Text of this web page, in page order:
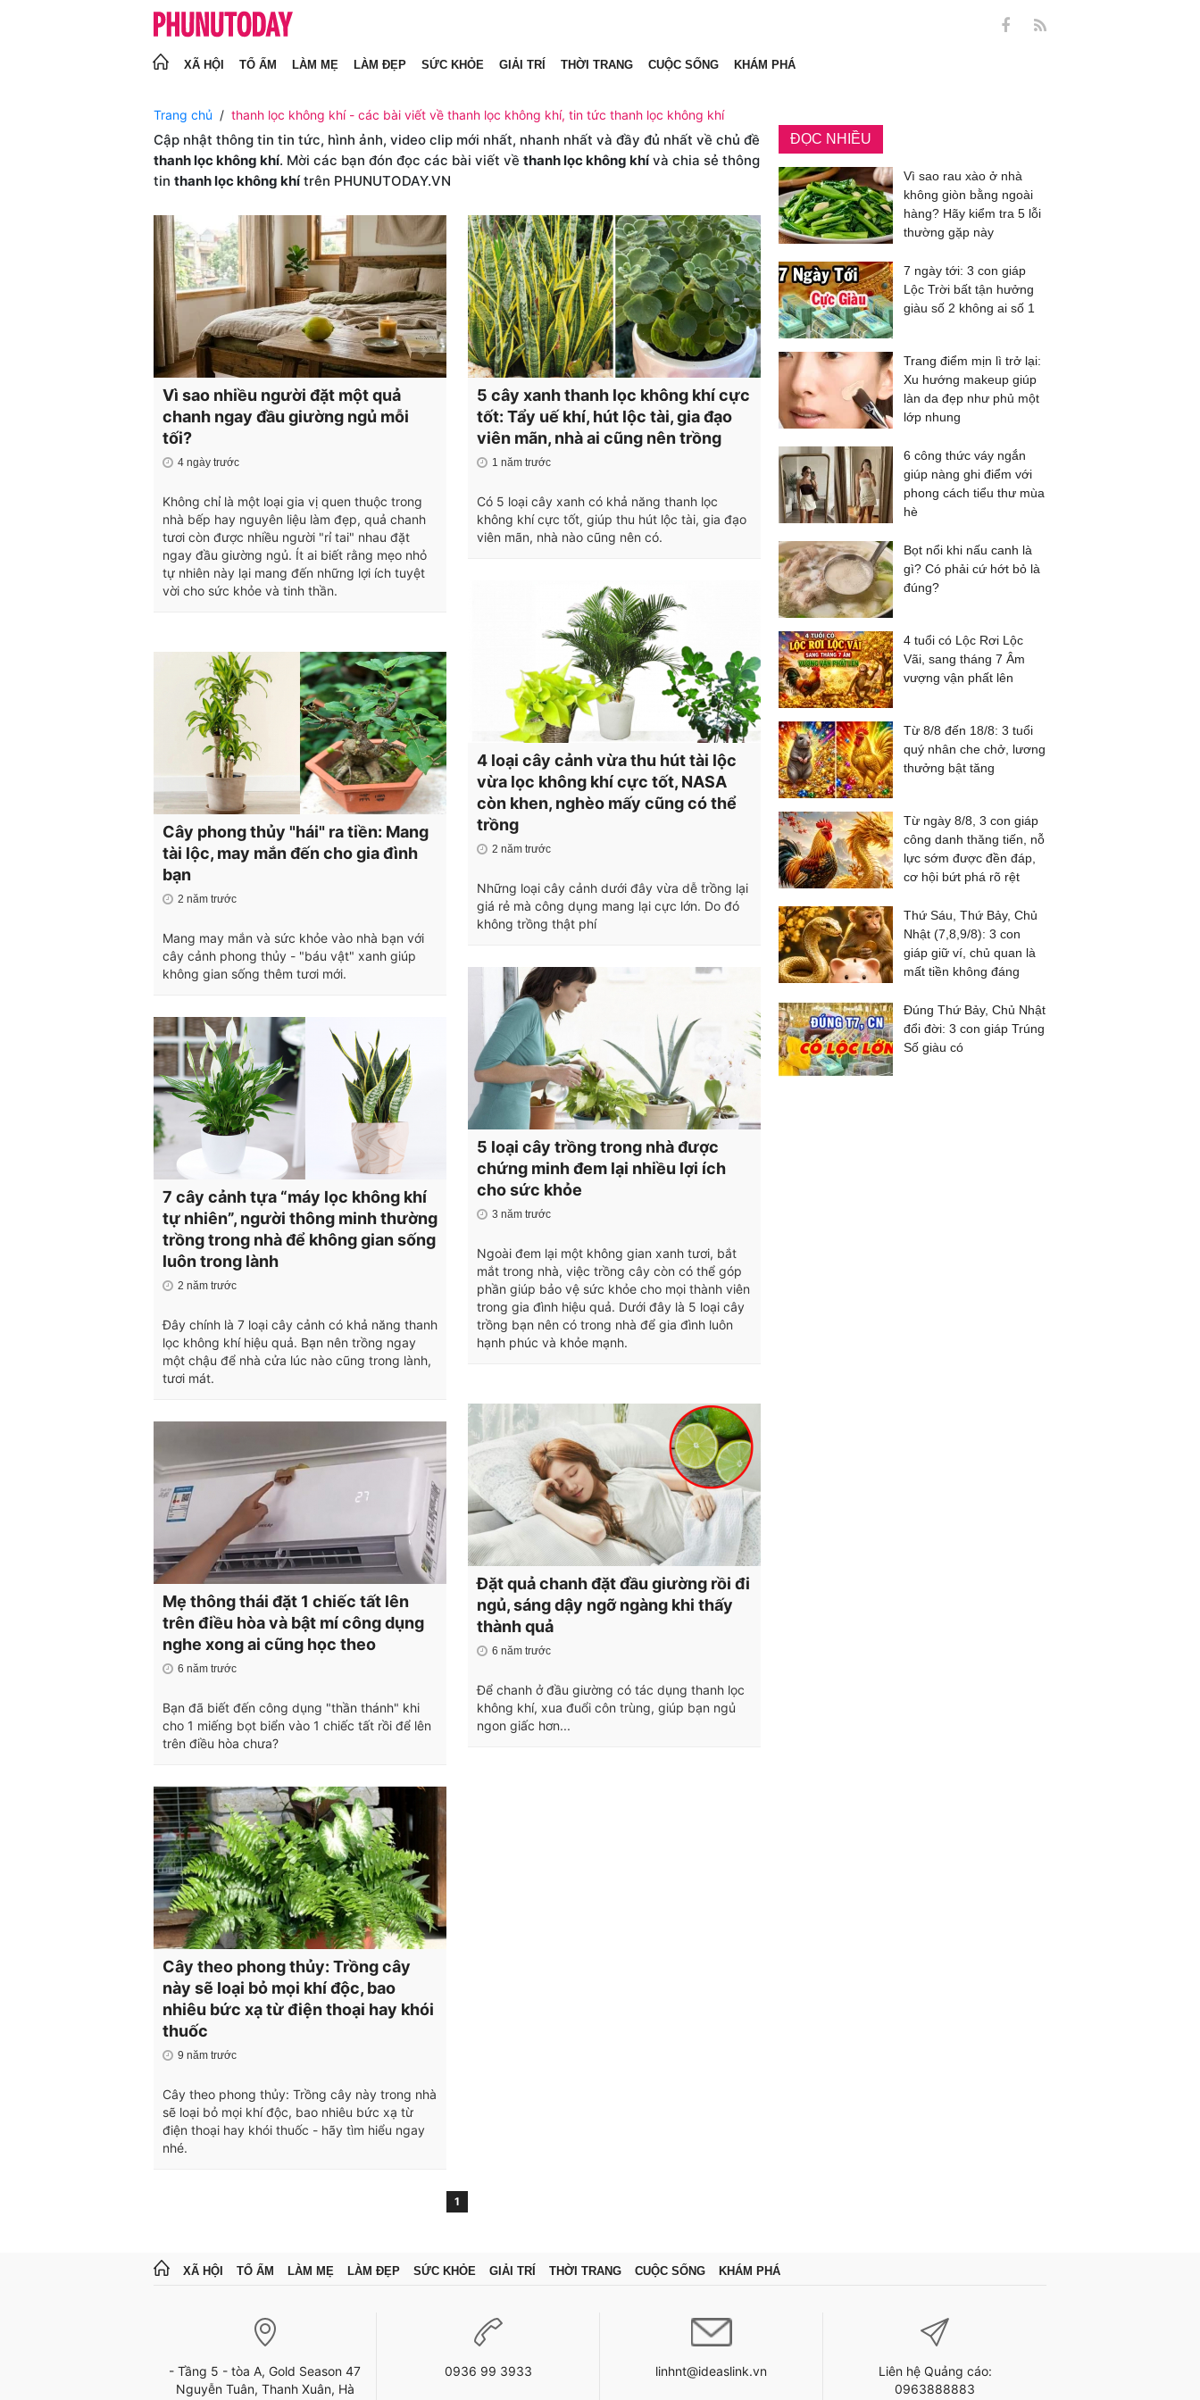
XÃ HỘI TỔ ẤM LÀM MẸ LÀM ĐẸP SỨC KHỎE GIẢI TRÍ THỜI TRANG CUỘC SỐNG KHÁM PHÁ
Trang chủ thanh lọc không khí - các bài viết về thanh lọc không khí, tin tức thanh lọc không khí
Cập nhật thông tin tin tức, hình ảnh, video clip mới nhất, nhanh nhất và đầy đủ nhất về chủ đề
thanh lọc không khí. Mời các bạn đón đọc các bài viết về thanh lọc không khívà chia sẻ thông
tin thanh lọc không khítrên PHUNUTODAY.VN
Vì sao nhiều người đặt một quả
chanh ngay đầu giường ngủ mỗi
tối?
4 ngày trước
Không chỉ là một loại gia vị quen thuộc trong
nhà bếp hay nguyên liệu làm đẹp, quả chanh
tươi còn được nhiều người "rỉ tai" nhau đặt
ngay đầu giường ngủ. Ít ai biết rằng mẹo nhỏ
tự nhiên này lại mang đến những lợi ích tuyệt
vời cho sức khỏe và tinh thần.
Cây phong thủy "hái" ra tiền: Mang
tài lộc, may mắn đến cho gia đình
bạn
2 năm trước
Mang may mắn và sức khỏe vào nhà bạn với
cây cảnh phong thủy - "báu vật" xanh giúp
không gian sống thêm tươi mới.
7 cây cảnh tựa “máy lọc không khí
tự nhiên”, người thông minh thường
trồng trong nhà để không gian sống
luôn trong lành
2 năm trước
Đây chính là 7 loại cây cảnh có khả năng thanh
lọc không khí hiệu quả. Bạn nên trồng ngay
một chậu để nhà cửa lúc nào cũng trong lành,
tươi mát.
Mẹ thông thái đặt 1 chiếc tất lên
trên điều hòa và bật mí công dụng
nghe xong ai cũng học theo
6 năm trước
Bạn đã biết đến công dụng "thần thánh" khi
cho 1 miếng bọt biển vào 1 chiếc tất rồi để lên
trên điều hòa chưa?
Cây theo phong thủy: Trồng cây
này sẽ loại bỏ mọi khí độc, bao
nhiêu bức xạ từ điện thoại hay khói
thuốc
9 năm trước
Cây theo phong thủy: Trồng cây này trong nhà
sẽ loại bỏ mọi khí độc, bao nhiêu bức xạ từ
điện thoại hay khói thuốc - hãy tìm hiểu ngay
nhé.
5 cây xanh thanh lọc không khí cực
tốt: Tẩy uế khí, hút lộc tài, gia đạo
viên mãn, nhà ai cũng nên trồng
1 năm trước
Có 5 loại cây xanh có khả năng thanh lọc
không khí cực tốt, giúp thu hút lộc tài, gia đạo
viên mãn, nhà nào cũng nên có.
4 loại cây cảnh vừa thu hút tài lộc
vừa lọc không khí cực tốt, NASA
còn khen, nghèo mấy cũng có thể
trồng
2 năm trước
Những loại cây cảnh dưới đây vừa dễ trồng lại
giá rẻ mà công dụng mang lại cực lớn. Do đó
không trồng thật phí
5 loại cây trồng trong nhà được
chứng minh đem lại nhiều lợi ích
cho sức khỏe
3 năm trước
Ngoài đem lại một không gian xanh tươi, bắt
mắt trong nhà, việc trồng cây còn có thể góp
phần giúp bảo vệ sức khỏe cho mọi thành viên
trong gia đình hiệu quả. Dưới đây là 5 loại cây
trồng bạn nên có trong nhà để gia đình luôn
hạnh phúc và khỏe mạnh.
Đặt quả chanh đặt đầu giường rồi đi
ngủ, sáng dậy ngỡ ngàng khi thấy
thành quả
6 năm trước
Để chanh ở đầu giường có tác dụng thanh lọc
không khí, xua đuổi côn trùng, giúp bạn ngủ
ngon giấc hơn...
1
ĐỌC NHIỀU
Vì sao rau xào ở nhà
không giòn bằng ngoài
hàng? Hãy kiểm tra 5 lỗi
thường gặp này
7 ngày tới: 3 con giáp
Lộc Trời bất tận hưởng
giàu số 2 không ai số 1
Trang điểm mịn lì trở lại:
Xu hướng makeup giúp
làn da đẹp như phủ một
lớp nhung
6 công thức váy ngắn
giúp nàng ghi điểm với
phong cách tiểu thư mùa
hè
Bọt nổi khi nấu canh là
gì? Có phải cứ hớt bỏ là
đúng?
4 tuổi có Lộc Rơi Lộc
Vãi, sang tháng 7 Âm
vượng vận phất lên
Từ 8/8 đến 18/8: 3 tuổi
quý nhân che chở, lương
thưởng bật tăng
Từ ngày 8/8, 3 con giáp
công danh thăng tiến, nỗ
lực sớm được đền đáp,
cơ hội bứt phá rõ rệt
Thứ Sáu, Thứ Bảy, Chủ
Nhật (7,8,9/8): 3 con
giáp giữ ví, chủ quan là
mất tiền không đáng
Đúng Thứ Bảy, Chủ Nhật
đổi đời: 3 con giáp Trúng
Số giàu có
XÃ HỘI TỔ ẤM LÀM MẸ LÀM ĐẸP SỨC KHỎE GIẢI TRÍ THỜI TRANG CUỘC SỐNG KHÁM PHÁ
- Tầng 5 - tòa A, Gold Season 47
Nguyễn Tuân, Thanh Xuân, Hà
0936 99 3933 linhnt@ideaslink.vn
Liên hệ Quảng cáo:
0963888883